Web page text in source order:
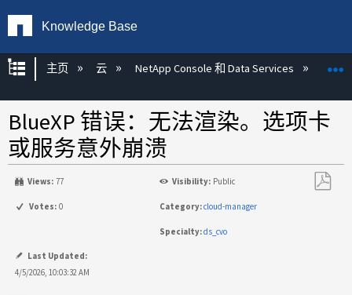
Knowledge Base
扩展/隐缩全局层次
主页 云 NetApp Console 和 Data Services
BlueXP 错误：无法渲染。选项卡
或服务意外崩溃
Views: 77 Visibility: Public
Votes: 0 Category:cloud-manager
Specialty:ds_cvo
Last Updated:
4/5/2026, 10:03:32 AM